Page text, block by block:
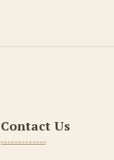
Contact Us